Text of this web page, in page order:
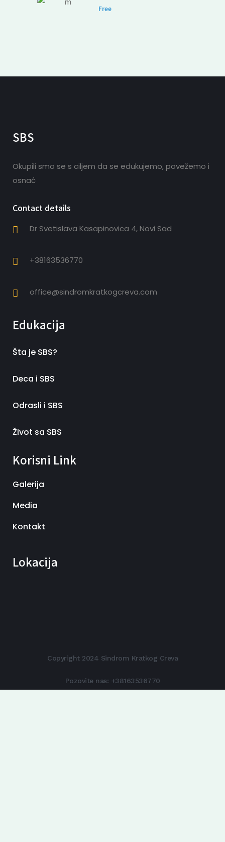
Free
SBS
Okupili smo se s ciljem da se edukujemo, povežemo i
osnać
Contact details
Dr Svetislava Kasapinovica 4, Novi Sad
+38163536770
office@sindromkratkogcreva.com
Edukacija
Šta je SBS?
Deca i SBS
Odrasli i SBS
Život sa SBS
Korisni Link
Galerija
Media
Kontakt
Lokacija
Copyright 2024 Sindrom Kratkog Creva
Pozovite nas: +38163536770